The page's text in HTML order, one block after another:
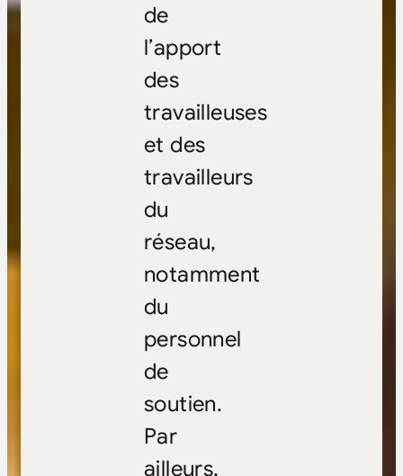
de
l’apport
des
travailleuses
et des
travailleurs
du
réseau,
notamment
du
personnel
de
soutien.
Par
ailleurs,